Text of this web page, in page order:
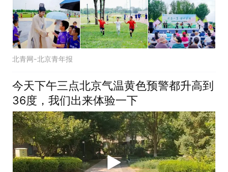
北青网-北京青年报
今天下午三点北京气温黄色预警都升高到
36度，我们出来体验一下